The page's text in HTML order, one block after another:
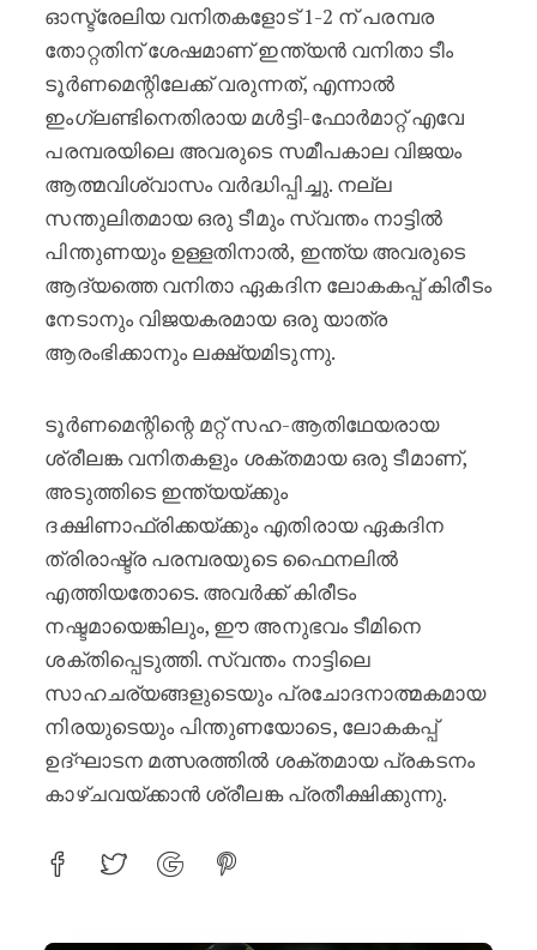
ഓസ്ട്രേലിയ വനിതകളോട് 1-2 ന് പരമ്പര
തോറ്റതിന് ശേഷമാണ് ഇന്ത്യൻ വനിതാ ടീം
ടൂർണമെന്റിലേക്ക് വരുന്നത്, എന്നാൽ
ഇംഗ്ലണ്ടിനെതിരായ മൾട്ടി-ഫോർമാറ്റ് എവേ
പരമ്പരയിലെ അവരുടെ സമീപകാല വിജയം
ആത്മവിശ്വാസം വർദ്ധിപ്പിച്ചു. നല്ല
സന്തുലിതമായ ഒരു ടീമും സ്വന്തം നാട്ടിൽ
പിന്തുണയും ഉള്ളതിനാൽ, ഇന്ത്യ അവരുടെ
ആദ്യത്തെ വനിതാ ഏകദിന ലോകകപ്പ് കിരീടം
നേടാനും വിജയകരമായ ഒരു യാത്ര
ആരംഭിക്കാനും ലക്ഷ്യമിടുന്നു.
ടൂർണമെന്റിന്റെ മറ്റ് സഹ-ആതിഥേയരായ
ശ്രീലങ്ക വനിതകളും ശക്തമായ ഒരു ടീമാണ്,
അടുത്തിടെ ഇന്ത്യയ്ക്കും
ദക്ഷിണാഫ്രിക്കയ്ക്കും എതിരായ ഏകദിന
ത്രിരാഷ്ട്ര പരമ്പരയുടെ ഫൈനലിൽ
എത്തിയതോടെ. അവർക്ക് കിരീടം
നഷ്ടമായെങ്കിലും, ഈ അനുഭവം ടീമിനെ
ശക്തിപ്പെടുത്തി. സ്വന്തം നാട്ടിലെ
സാഹചര്യങ്ങളുടെയും പ്രചോദനാത്മകമായ
നിരയുടെയും പിന്തുണയോടെ, ലോകകപ്പ്
ഉദ്ഘാടന മത്സരത്തിൽ ശക്തമായ പ്രകടനം
കാഴ്ചവയ്ക്കാൻ ശ്രീലങ്ക പ്രതീക്ഷിക്കുന്നു.